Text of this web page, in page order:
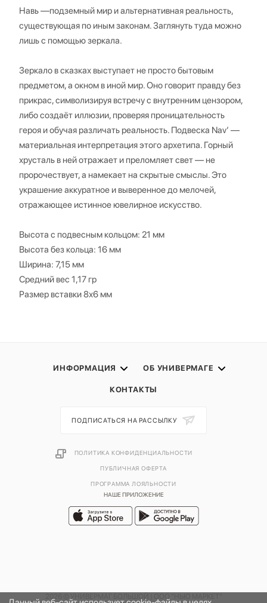
Навь —подземный мир и альтернативная реальность,
существующая по иным законам. Заглянуть туда можно
лишь с помощью зеркала.
Зеркало в сказках выступает не просто бытовым
предметом, а окном в иной мир. Оно говорит правду без
прикрас, символизируя встречу с внутренним цензором,
либо создаёт иллюзии, проверяя проницательность
героя и обучая различать реальность. Подвеска Nav’ —
материальная интерпретация этого архетипа. Горный
хрусталь в ней отражает и преломляет свет — не
пророчествует, а намекает на скрытые смыслы. Это
украшение аккуратное и выверенное до мелочей,
отражающее истинное ювелирное искусство.
Высота с подвесным кольцом: 21 мм
Высота без кольца: 16 мм
Ширина: 7,15 мм
Средний вес 1,17 гр
Размер вставки 8х6 мм
ИНФОРМАЦИЯ ОБ УНИВЕРМАГЕ
КОНТАКТЫ
НАШЕ ПРИЛОЖЕНИЕ
ПОДПИСАТЬСЯ НА РАССЫЛКУ
ПОЛИТИКА КОНФИДЕНЦИАЛЬНОСТИ
ПУБЛИЧНАЯ ОФЕРТА
ПРОГРАММА ЛОЯЛЬНОСТИ